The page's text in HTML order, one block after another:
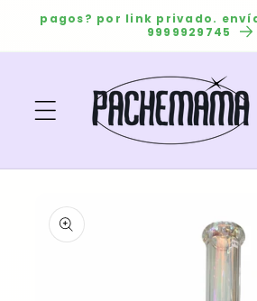
directamente
pagos? por link privado.
9999929745
Ir
información
del producto